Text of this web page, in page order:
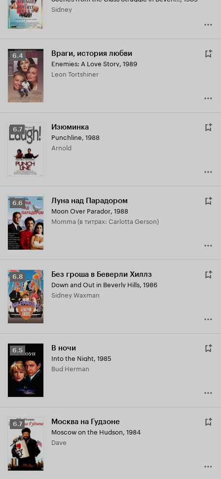
Sidney
Рейтинг
Кинопоиска
6.4
6.4 Враги, история любви
Enemies: A Love Story, 1989
Leon Tortshiner
Рейтинг
Кинопоиска
6.7
6.7 Изюминка
Punchline, 1988
Arnold
Рейтинг
Кинопоиска
6.6
6.6 Луна над Парадором
Moon Over Parador, 1988
Momma (в титрах: Carlotta Gerson)
Рейтинг
Кинопоиска
6.8
6.8 Без гроша в Беверли Хиллз
Down and Out in Beverly Hills, 1986
Sidney Waxman
Рейтинг
Кинопоиска
6.5
6.5 В ночи
Into the Night, 1985
Bud Herman
Рейтинг
Кинопоиска
6.7
6.7 Москва на Гудзоне
Moscow on the Hudson, 1984
Dave